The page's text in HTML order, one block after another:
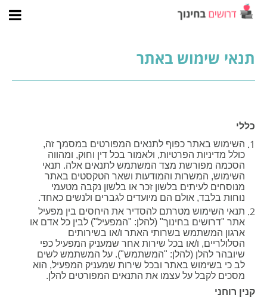
תנאי שימוש באתר
כללי
השימוש באתר כפוף לתנאים המפורטים במסמך זה,
כולל מדיניות הפרטיות, ולאמור בכל דין וחוק, ומהווה
הסכמה מפורשת מצד המשתמש לתנאים אלה. תנאי
השימוש, המשרות והמודעות ושאר הטקסטים באתר
מנוסחים לעיתים בלשון זכר או בלשון נקבה מטעמי
נוחות בלבד, אולם הם מיועדים לגברים ולנשים כאחד.
תנאי השימוש מטרתם להסדיר את היחסים בין מפעיל
אתר "דרושים בחינוך" (להלן: "המפעיל") לבין כל אדם או
ארגון המשתמש בשרותי האתר ו/או בשירותים
הסלולריים, ו/או בכל שירות אחר שמעניק המפעיל כפי
שיובהר להלן (להלן: "המשתמש"). על המשתמש לשים
לב כי בשימוש באתר ובכל שירות שמעניק המפעיל, הוא
מסכים לקבל על עצמו את התנאים המפורטים להלן.
קנין רוחני